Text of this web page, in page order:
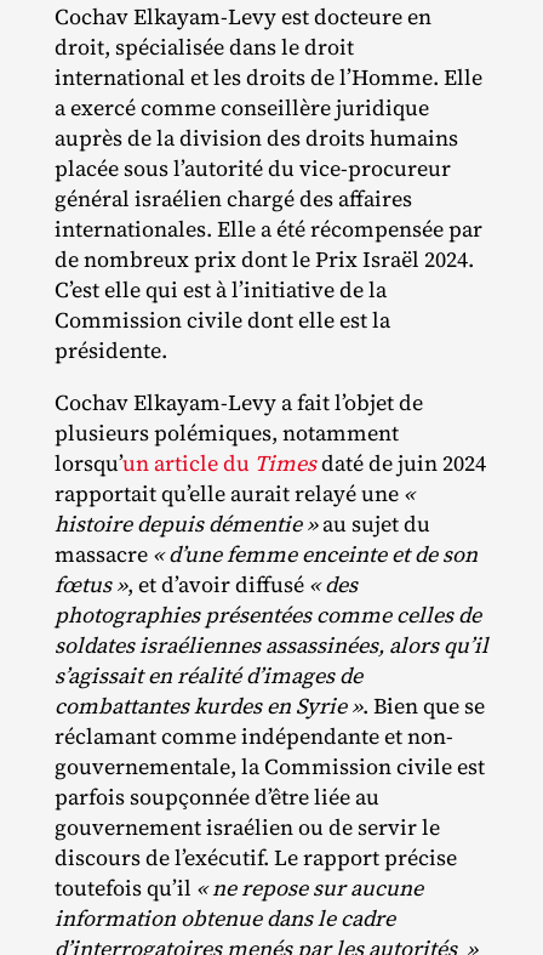
Cochav Elkayam‐​Levy est docteure en
droit, spécialisée dans le droit
international et les droits de l’Homme. Elle
a exercé comme conseillère juridique
auprès de la division des droits humains
placée sous l’autorité du vice‐​procureur
général israélien chargé des affaires
internationales. Elle a été récompensée par
de nombreux prix dont le Prix Israël 2024.
C’est elle qui est à l’initiative de la
Commission civile dont elle est la
présidente.
Cochav Elkayam‐​Levy a fait l’objet de
plusieurs polémiques, notamment
lorsqu’un article du Timesdaté de juin 2024
rapportait qu’elle aurait relayé une «
histoire depuis démentie »au sujet du
massacre « d’une femme enceinte et de son
fœtus », et d’avoir diffusé « des
photographies présentées comme celles de
soldates israéliennes assassinées, alors qu’il
s’agissait en réalité d’images de
combattantes kurdes en Syrie ». Bien que se
réclamant comme indépendante et non‐​
gouvernementale, la Commission civile est
parfois soupçonnée d’être liée au
gouvernement israélien ou de servir le
discours de l’exécutif. Le rapport précise
toutefois qu’il « ne repose sur aucune
information obtenue dans le cadre
d’interrogatoires menés par les autorités »